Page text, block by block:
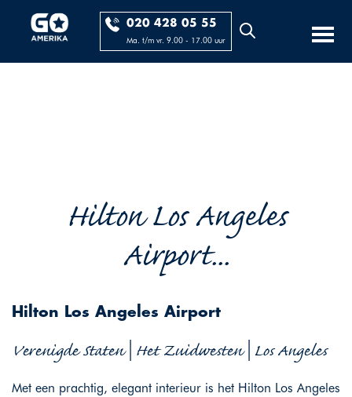
020 428 05 55
Ma. t/m vr. 9.00 - 17.00 uur
Hilton Los Angeles
Airport...
Hilton Los Angeles Airport
Verenigde Staten | Het Zuidwesten | Los Angeles
Met een prachtig, elegant interieur is het Hilton Los Angeles